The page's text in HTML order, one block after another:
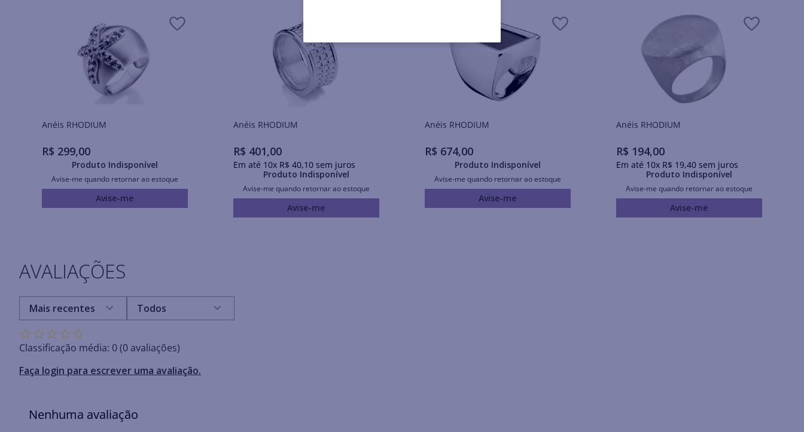
Anéis RHODIUM
R$ 299,00
Produto Indisponível
Avise-me quando retornar ao estoque
Avise-me
Anéis RHODIUM
R$ 401,00
Em até 10x R$ 40,10sem juros
Produto Indisponível
Avise-me quando retornar ao estoque
Avise-me
Anéis RHODIUM
R$ 674,00
Produto Indisponível
Avise-me quando retornar ao estoque
Avise-me
Anéis RHODIUM
R$ 194,00
Em até 10x R$ 19,40sem juros
Produto Indisponível
Avise-me quando retornar ao estoque
Avise-me
AVALIAÇÕES
☆☆☆☆☆
Classificação média: 0(0 avaliações)
Faça login para escrever uma avaliação.
Mais recentes Todos
Nenhuma avaliação